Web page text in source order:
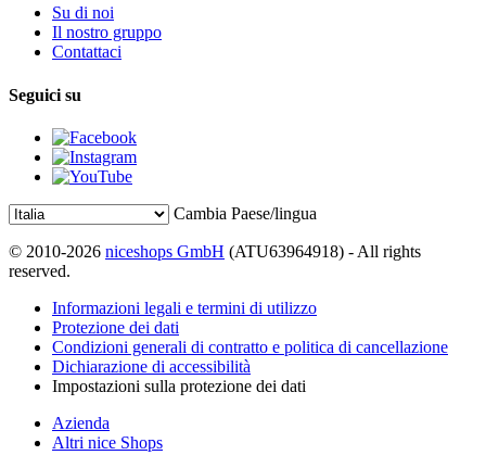
Su di noi
Il nostro gruppo
Contattaci
Seguici su
Cambia Paese/lingua
© 2010-2026 niceshops GmbH (ATU63964918) - All rights
reserved.
Informazioni legali e termini di utilizzo
Protezione dei dati
Condizioni generali di contratto e politica di cancellazione
Dichiarazione di accessibilità
Impostazioni sulla protezione dei dati
Azienda
Altri nice Shops